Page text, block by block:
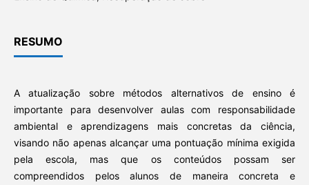
RESUMO
A atualização sobre métodos alternativos de ensino é
importante para desenvolver aulas com responsabilidade
ambiental e aprendizagens mais concretas da ciência,
visando não apenas alcançar uma pontuação mínima exigida
pela escola, mas que os conteúdos possam ser
compreendidos pelos alunos de maneira concreta e